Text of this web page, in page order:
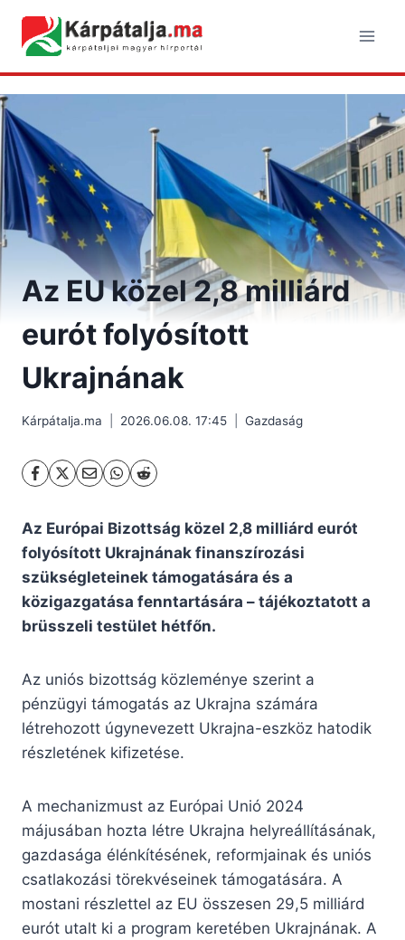
content
Az EU közel 2,8 milliárd
eurót folyósított
Ukrajnának
Kárpátalja.ma 2026.06.08. 17:45 Gazdaság
Az Európai Bizottság közel 2,8 milliárd eurót
folyósított Ukrajnának finanszírozási
szükségleteinek támogatására és a
közigazgatása fenntartására – tájékoztatott a
brüsszeli testület hétfőn.
Az uniós bizottság közleménye szerint a
pénzügyi támogatás az Ukrajna számára
létrehozott úgynevezett Ukrajna-eszköz hatodik
részletének kifizetése.
A mechanizmust az Európai Unió 2024
májusában hozta létre Ukrajna helyreállításának,
gazdasága élénkítésének, reformjainak és uniós
csatlakozási törekvéseinek támogatására. A
mostani részlettel az EU összesen 29,5 milliárd
eurót utalt ki a program keretében Ukrajnának. A